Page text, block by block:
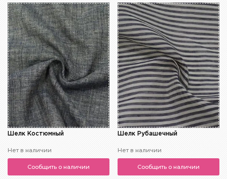
Шелк Костюмный
Нет в наличии
Сообщить о наличии
Шелк Рубашечный
Нет в наличии
Сообщить о наличии